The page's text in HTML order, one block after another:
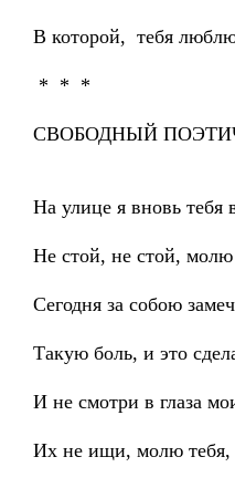
В которой, тебя
* * *
СВОБОДНЫЙ
На улице я вновь тебя
Не стой, не стой,
Сегодня за собою
Такую боль, и это
И не смотри в глаза
Их не ищи, молю тебя,